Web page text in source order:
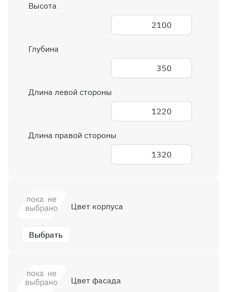
Высота
2100
Глубина
350
Длина левой стороны
1220
Длина правой стороны
1320
Выбрать
Цвет корпуса
Цвет фасада